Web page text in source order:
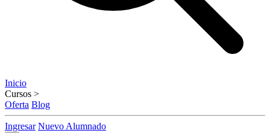
Inicio
Cursos >
Oferta Blog
Ingresar Nuevo Alumnado